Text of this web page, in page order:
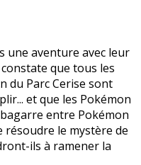
une aventure avec leur
que tous les
du Parc Cerise sont
et que les Pokémon
entre Pokémon
résoudre le mystère de
ils à ramener la